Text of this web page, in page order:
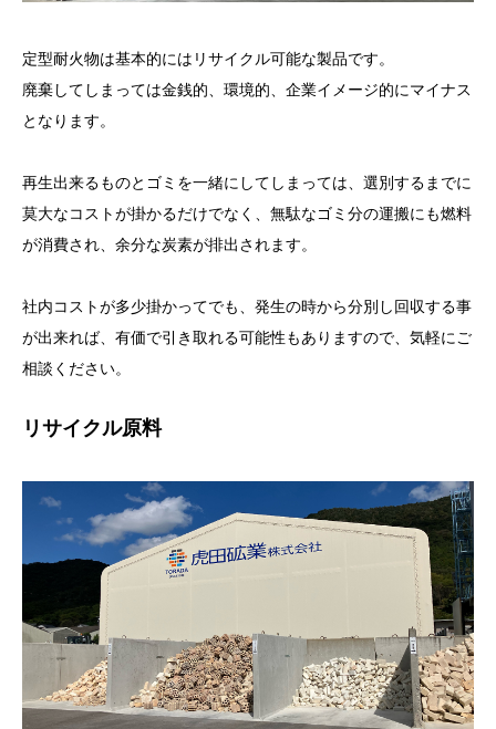
定型耐火物は基本的にはリサイクル可能な製品です。
廃棄してしまっては金銭的、環境的、企業イメージ的にマイナス
となります。
再生出来るものとゴミを一緒にしてしまっては、選別するまでに
莫大なコストが掛かるだけでなく、無駄なゴミ分の運搬にも燃料
が消費され、余分な炭素が排出されます。
社内コストが多少掛かってでも、発生の時から分別し回収する事
が出来れば、有価で引き取れる可能性もありますので、気軽にご
相談ください。
リサイクル原料